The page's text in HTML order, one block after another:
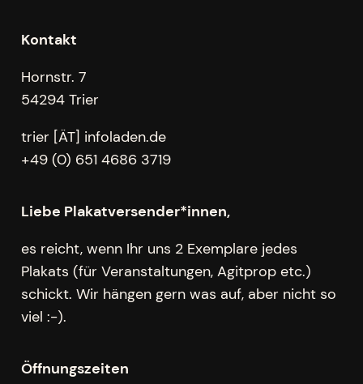
Kontakt
Hornstr. 7
54294 Trier
trier [ÄT] infoladen.de
+49 (0) 651 4686 3719
Liebe Plakatversender*innen,
es reicht, wenn Ihr uns 2 Exemplare jedes
Plakats (für Veranstaltungen, Agitprop etc.)
schickt. Wir hängen gern was auf, aber nicht so
viel :-).
Öffnungszeiten